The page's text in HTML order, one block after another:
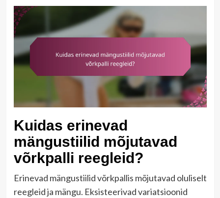
Kuidas erinevad
mängustiilid mõjutavad
võrkpalli reegleid?
Erinevad mängustiilid võrkpallis mõjutavad oluliselt
reegleid ja mängu. Eksisteerivad variatsioonid